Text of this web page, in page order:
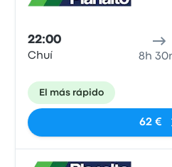
22:00
Chuí 8h
El más rápido
62 €